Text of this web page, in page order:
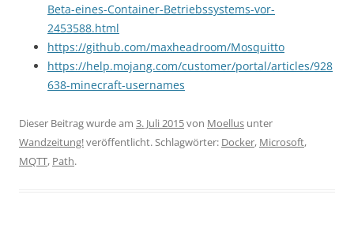
Beta-eines-Container-Betriebssystems-vor-
2453588.html
https://github.com/maxheadroom/Mosquitto
https://help.mojang.com/customer/portal/articles/928
638-minecraft-usernames
Dieser Beitrag wurde am 3. Juli 2015von Moellus unter
Wandzeitung!veröffentlicht. Schlagwörter: Docker, Microsoft,
MQTT, Path.